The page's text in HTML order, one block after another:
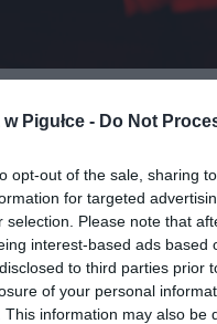
Pigułce - Do Not
opt-out of the sale, sharing
for targeted
selection. Please note that
interest-based ads
to third parties prior
of your personal
This information may also be
„Aktywny Samorząd”
Wśród licznych
który koncentruje się
Jest to odpowiedź na
z urządzeń
są znacząco wyższe od